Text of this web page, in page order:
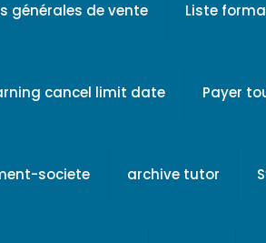
générales de vente Liste
cancel limit date Payer
societe archive tutor